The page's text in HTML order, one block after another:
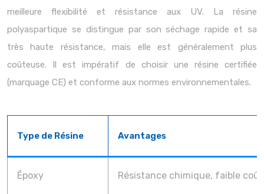
meilleure flexibilité et résistance aux UV. La résine
polyaspartique se distingue par son séchage rapide et sa
très haute résistance, mais elle est généralement plus
coûteuse. Il est impératif de choisir une résine certifiée
(marquage CE) et conforme aux normes environnementales.
Type de Résine Avantages
Époxy Résistance chimique, faible coût